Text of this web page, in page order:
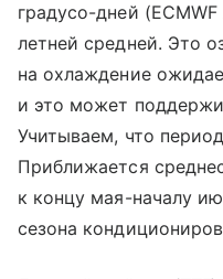
градусо-дней
летней средней. Это
на охлаждение
и это может
Учитываем, что
Приближается
к концу мая-началу
сезона